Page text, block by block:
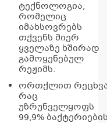
ტექნოლოგია,
რომელიც
იმახსოვრებს
თქვენს მიერ
ყველაზე ხშირად
გამოყენებულ
რეჟიმს.
ორთქლით
რაც
უზრუნველყოფს
99,9%